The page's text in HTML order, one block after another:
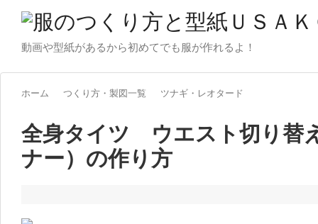
動画や型紙があるから初めてでも服が作れるよ！
ホーム つくり方・製図一覧 ツナギ・レオタード
全身タイツ ウエスト切り替
ナー）の作り方